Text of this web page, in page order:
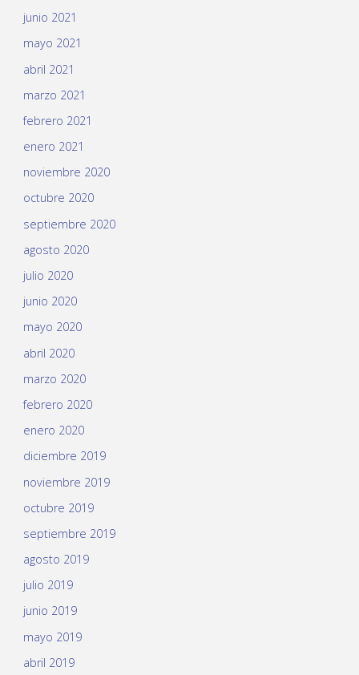
junio 2021
mayo 2021
abril 2021
marzo 2021
febrero 2021
enero 2021
noviembre 2020
octubre 2020
septiembre 2020
agosto 2020
julio 2020
junio 2020
mayo 2020
abril 2020
marzo 2020
febrero 2020
enero 2020
diciembre 2019
noviembre 2019
octubre 2019
septiembre 2019
agosto 2019
julio 2019
junio 2019
mayo 2019
abril 2019